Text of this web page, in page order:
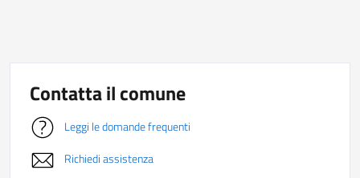
Contatta il comune
Leggi le domande frequenti
Richiedi assistenza